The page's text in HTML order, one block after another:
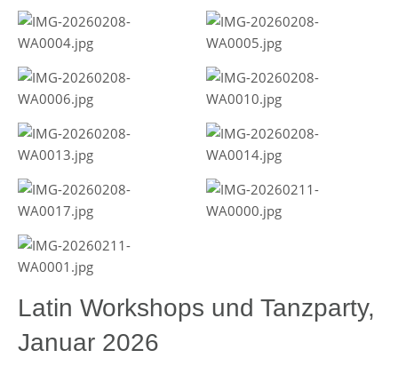
Latin Workshops und Tanzparty,
Januar 2026